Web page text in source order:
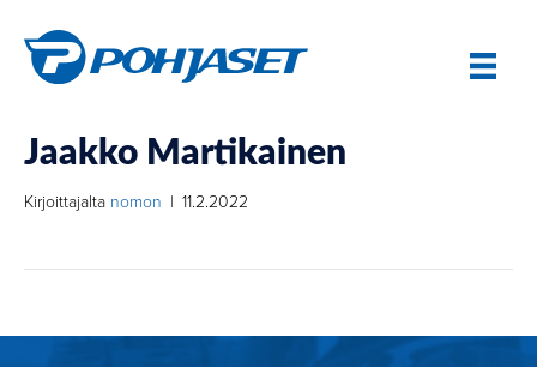
Jaakko Martikainen
Kirjoittajalta nomon | 11.2.2022